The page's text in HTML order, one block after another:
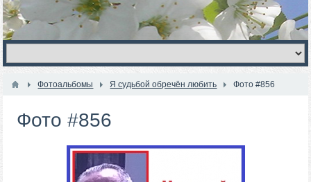
Фотоальбомы Я судьбой обречён любить Фото #856
Фото #856